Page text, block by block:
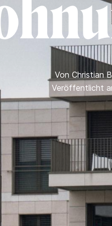
Von Christian
Veröffentlicht